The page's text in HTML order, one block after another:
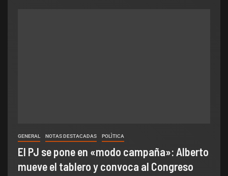
GENERAL NOTAS DESTACADAS POLÌTICA
El PJ se pone en «modo campaña»: Alberto
mueve el tablero y convoca al Congreso